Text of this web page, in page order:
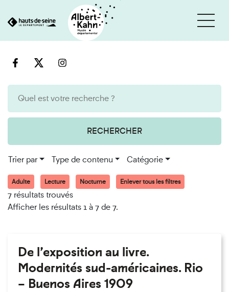
au
RECHERCHER
Trier par Type de contenu Catégorie
Adulte Lecture Nocturne Enlever tous les filtres
7 résultats trouvés
Afficher les résultats 1 à 7 de 7.
De l’exposition au livre.
Modernités sud-américaines. Rio
– Buenos Aires 1909
Cookies et traceurs utilisés sur ce site